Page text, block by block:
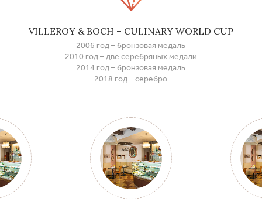
VILLEROY & BOCH – CULINARY WORLD CUP
2006 год – бронзовая медаль
2010 год – две серебряных медали
2014 год – бронзовая медаль
2018 год – серебро